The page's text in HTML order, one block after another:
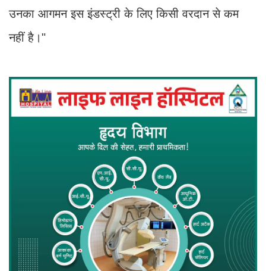
उनका आगमन इस इंडस्ट्री के लिए किसी वरदान से कम
नहीं है।"